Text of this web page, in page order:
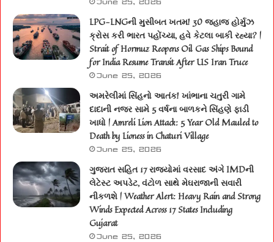
LPG-LNGની મુસીબત ખતમ! 30 જહાજ હોર્મુઝ
ક્રોસ કરી ભારત પહોંચ્યા, હવે કેટલા બાકી રહ્યા? |
Strait of Hormuz Reopens Oil Gas Ships Bound
for India Resume Transit After US Iran Truce
June 25, 2026
અમરેલીમાં સિંહનો આતંક! ખાંભાના ચતુરી ગામે
દાદાની નજર સામે 5 વર્ષના બાળકને સિંહણે ફાડી
ખાધો | Amreli Lion Attack: 5 Year Old Mauled to
Death by Lioness in Chaturi Village
June 25, 2026
ગુજરાત સહિત 17 રાજ્યોમાં વરસાદ અંગે IMDની
લેટેસ્ટ અપડેટ, વંટોળ સાથે મેઘરાજાની સવારી
નીકળશે | Weather Alert: Heavy Rain and Strong
Winds Expected Across 17 States Including
Gujarat
June 25, 2026